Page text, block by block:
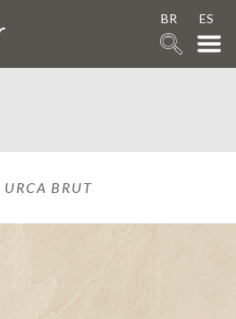
BR ES
URCA BRUT